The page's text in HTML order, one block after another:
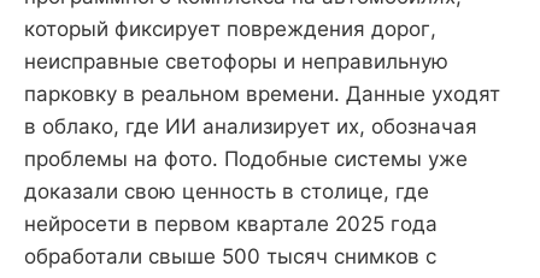
который фиксирует повреждения дорог,
неисправные светофоры и неправильную
парковку в реальном времени. Данные уходят
в облако, где ИИ анализирует их, обозначая
проблемы на фото. Подобные системы уже
доказали свою ценность в столице, где
нейросети в первом квартале 2025 года
обработали свыше 500 тысяч снимков с